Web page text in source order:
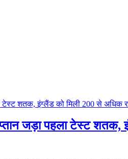
जड़ा पहला टेस्ट शतक,